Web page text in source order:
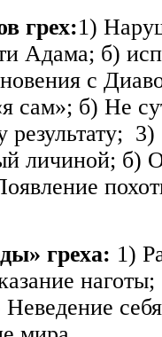
грех:1)
Адама; б)
с
сам»; б) Не
3)
личиной; б)
греха: 1)
Неведение